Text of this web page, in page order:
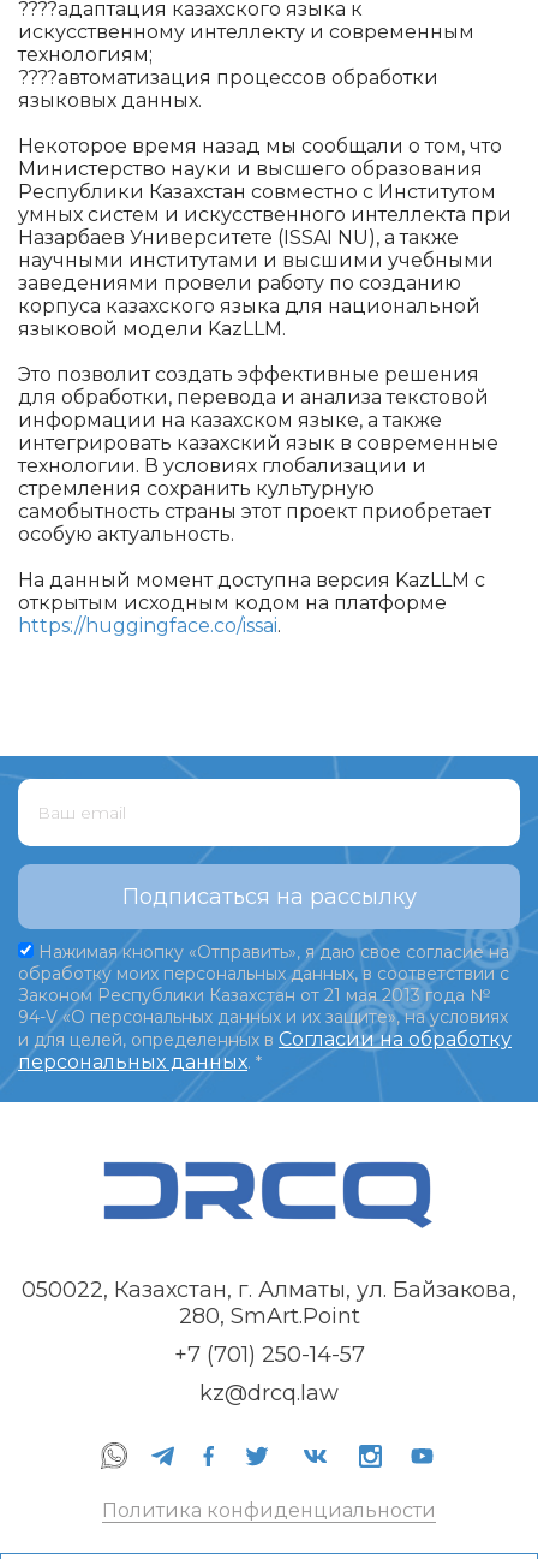
????адаптация казахского языка к
искусственному интеллекту и современным
технологиям;
????автоматизация процессов обработки
языковых данных.
Некоторое время назад мы сообщали о том, что
Министерство науки и высшего образования
Республики Казахстан совместно с Институтом
умных систем и искусственного интеллекта при
Назарбаев Университете (ISSAI NU), а также
научными институтами и высшими учебными
заведениями провели работу по созданию
корпуса казахского языка для национальной
языковой модели KazLLM.
Это позволит создать эффективные решения
для обработки, перевода и анализа текстовой
информации на казахском языке, а также
интегрировать казахский язык в современные
технологии. В условиях глобализации и
стремления сохранить культурную
самобытность страны этот проект приобретает
особую актуальность.
На данный момент доступна версия KazLLM с
открытым исходным кодом на платформе
https://huggingface.co/issai.
Подписаться на рассылку
Нажимая кнопку «Отправить», я даю свое согласие на
обработку моих персональных данных, в соответствии с
Законом Республики Казахстан от 21 мая 2013 года №
94-V «О персональных данных и их защите», на условиях
и для целей, определенных в Согласии на обработку
персональных данных. *
050022, Казахстан, г. Алматы, ул. Байзакова,
280, SmArt.Point
+7 (701) 250-14-57
kz@drcq.law
Политика конфиденциальности